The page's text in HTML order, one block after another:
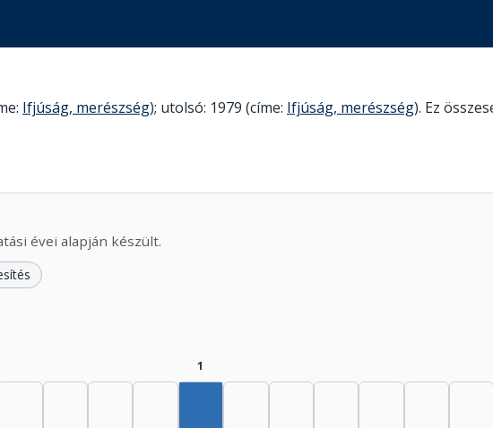
Ifjúság, merészség); utolsó: 1979 (címe: Ifjúság, merészség). Ez
évei alapján készült.
1